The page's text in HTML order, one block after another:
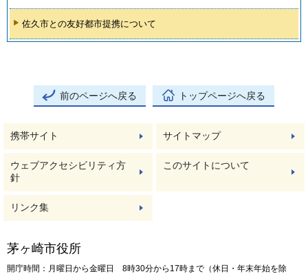
佐久市との友好都市提携について
前のページへ戻る トップページへ戻る
携帯サイト サイトマップ
ウェブアクセシビリティ方
針
このサイトについて
リンク集
茅ヶ崎市役所
開庁時間：月曜日から金曜日 8時30分から17時まで（休日・年末年始を除